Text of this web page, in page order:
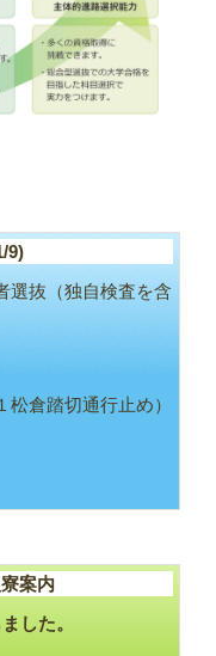
9)
選抜（独自検査を含
倉踏切通行止め）
案内
した。